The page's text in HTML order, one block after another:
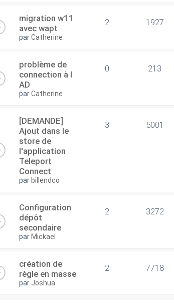
migration w11
avec wapt
parCatherine
2 1927
problème de
connection à l
AD
parCatherine
0 213
[DEMANDE]
Ajout dans le
store de
l'application
Teleport
Connect
par billendco
3 5001
Configuration
dépôt
secondaire
par Mickael
2 3272
création de
règle en masse
par Joshua
2 7718